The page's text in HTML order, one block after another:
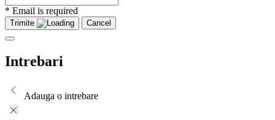
* Email is required
Trimite Cancel
Intrebari
Adauga o intrebare